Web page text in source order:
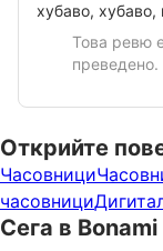
хубаво,
Това ревю
преведено.
Открийте
Часовници
часовници
Сега в Bonami